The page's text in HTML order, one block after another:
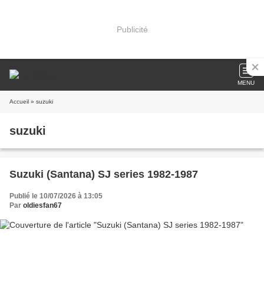
Publicité
MENU
Accueil » suzuki
suzuki
Suzuki (Santana) SJ series 1982-1987
Publié le 10/07/2026 à 13:05
Par oldiesfan67